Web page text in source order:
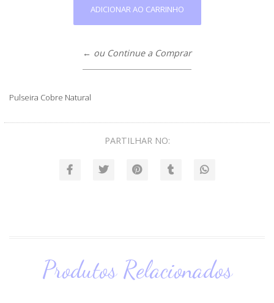
← ou Continue a Comprar
Pulseira Cobre Natural
PARTILHAR NO:
Produtos Relacionados